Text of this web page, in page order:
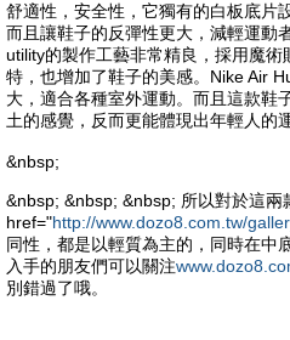
舒適性，安全性，它獨有的白板底片
而且讓鞋子的反彈性更大，減輕運動
utility的製作工藝非常精良，採用魔
特，也增加了鞋子的美感。Nike Air
大，適合各種室外運動。而且這款鞋
土的感覺，反而更能體現出年輕人的
&nbsp;
&nbsp; &nbsp; &nbsp; 所以對於這兩
href="http://www.dozo8.com.tw/
同性，都是以輕質為主的，同時在中
入手的朋友們可以關注
別錯過了哦。